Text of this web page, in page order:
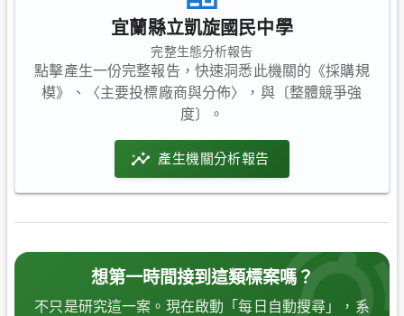
宜蘭縣立凱旋國民中學
完整生態分析報告
點擊產生一份完整報告，快速洞悉此機關的《採購規
模》、〈主要投標廠商與分佈〉，與〔整體競爭強
度〕。
產生機關分析報告
想第一時間接到這類標案嗎？
不只是研究這一案。現在啟動「每日自動搜尋」，系